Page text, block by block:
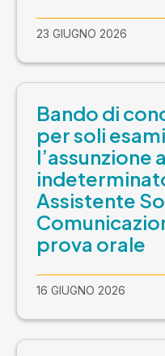
23 GIUGNO 2026
Bando di
per soli
l’assunzione
Assistente
prova orale
16 GIUGNO 2026